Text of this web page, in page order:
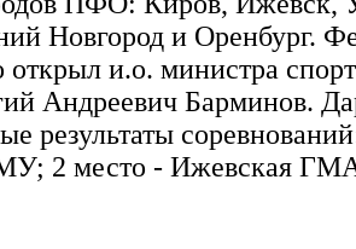
Новгород и Оренбург.
открыл и.о. министра
Андреевич Барминов.
результаты
2 место - Ижевская